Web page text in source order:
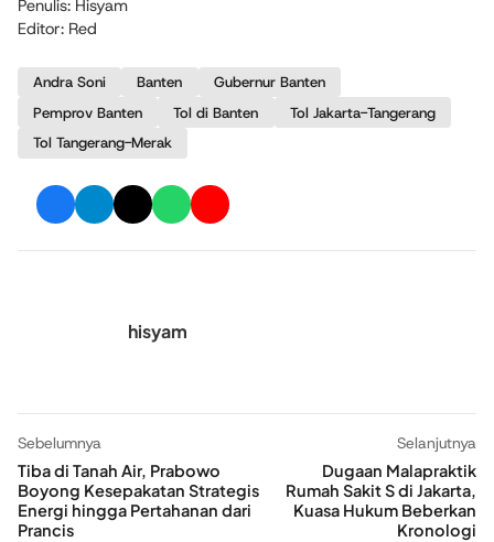
Penulis: Hisyam
Editor: Red
Andra Soni Banten
Gubernur Banten
Pemprov Banten
Tol di Banten
Tol Jakarta-Tangerang
Tol Tangerang-Merak
hisyam
Sebelumnya
Tiba di Tanah Air, Prabowo
Boyong Kesepakatan Strategis
Energi hingga Pertahanan dari
Prancis
Selanjutnya
Dugaan Malapraktik
Rumah Sakit S di Jakarta,
Kuasa Hukum Beberkan
Kronologi